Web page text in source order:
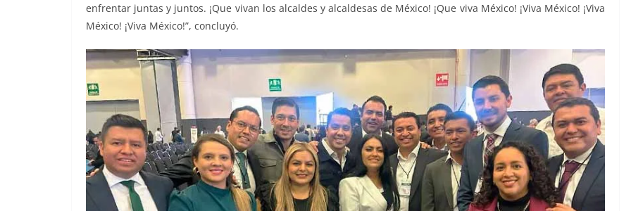
enfrentar juntas y juntos. ¡Que vivan los alcaldes y alcaldesas de México! ¡Que viva México! ¡Viva México! ¡Viva
México! ¡Viva México!”, concluyó.